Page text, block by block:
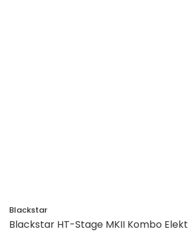
Blackstar
Blackstar HT-Stage MKII Kombo